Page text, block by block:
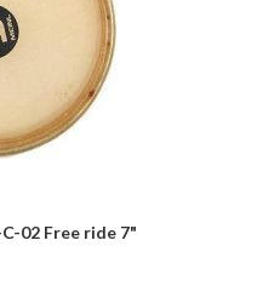
02 Free ride 7"